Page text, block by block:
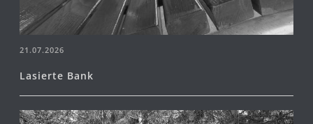
21.07.2026
Lasierte Bank